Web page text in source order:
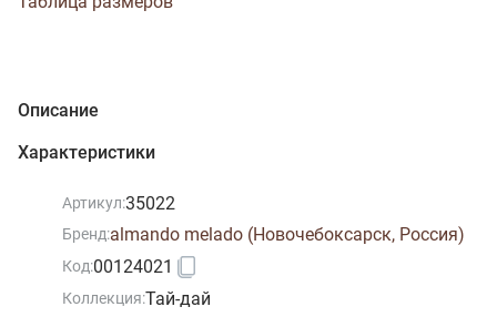
Описание
Характеристики
Артикул:35022
Бренд:almando melado (Новочебоксарск, Россия)
Код:00124021
Коллекция:Тай-дай